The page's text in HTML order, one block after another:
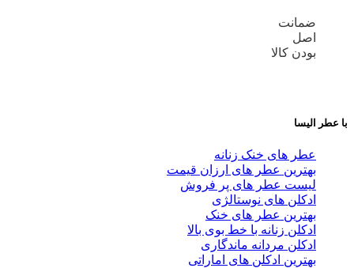
ضمانت
اصل
بودن کالا
با عطر الیسا
عطر های خنک زنانه
بهترین عطر های ارزان قیمت
لیست عطر های پر فروش
ادکلن های نوستالژی
بهترین عطر های خنک
ادکلن زنانه با خط بوی بالا
ادکلن مردانه ماندگاری
بهترین ادکلن های اماراتی